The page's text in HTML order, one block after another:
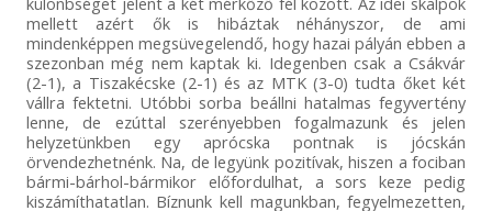
mellett azért ők is hibáztak néhányszor, de ami
mindenképpen megsüvegelendő, hogy hazai pályán ebben a
szezonban még nem kaptak ki. Idegenben csak a Csákvár
(2-1), a Tiszakécske (2-1) és az MTK (3-0) tudta őket két
vállra fektetni. Utóbbi sorba beállni hatalmas fegyvertény
lenne, de ezúttal szerényebben fogalmazunk és jelen
helyzetünkben egy aprócska pontnak is jócskán
örvendezhetnénk. Na, de legyünk pozitívak, hiszen a fociban
bármi-bárhol-bármikor előfordulhat, a sors keze pedig
kiszámíthatatlan. Bíznunk kell magunkban, fegyelmezetten,